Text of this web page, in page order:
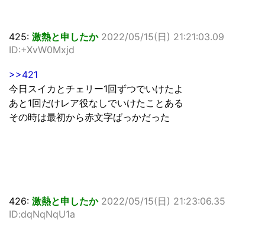
425: 激熱と申したか 2022/05/15(日) 21:21:03.09
ID:+XvW0Mxjd
>>421
今日スイカとチェリー1回ずつでいけたよ
あと1回だけレア役なしでいけたことある
その時は最初から赤文字ばっかだった
426: 激熱と申したか 2022/05/15(日) 21:23:06.35
ID:dqNqNqU1a